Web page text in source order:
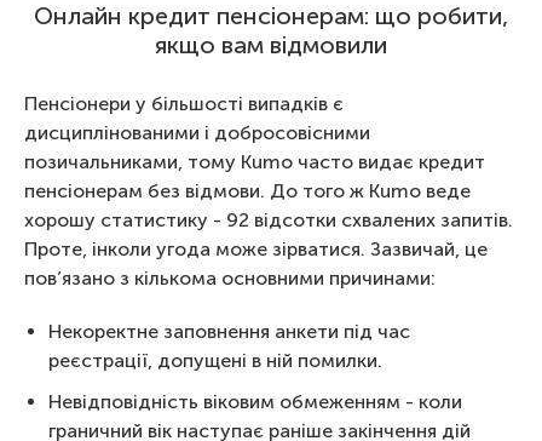
Онлайн кредит пенсіонерам: що робити,
якщо вам відмовили
Пенсіонери у більшості випадків є
дисциплінованими і добросовісними
позичальниками, тому Kumo часто видає кредит
пенсіонерам без відмови. До того ж Kumo веде
хорошу статистику - 92 відсотки схвалених запитів.
Проте, інколи угода може зірватися. Зазвичай, це
пов’язано з кількома основними причинами:
Некоректне заповнення анкети під час
реєстрації, допущені в ній помилки.
Невідповідність віковим обмеженням - коли
граничний вік наступає раніше закінчення дій